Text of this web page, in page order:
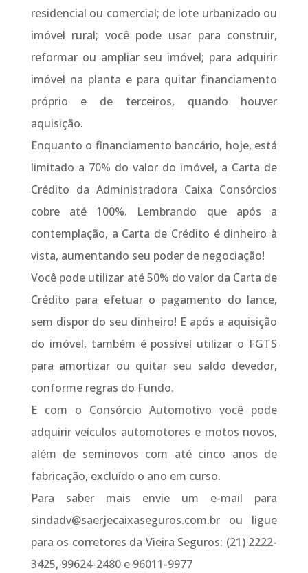
residencial ou comercial; de lote urbanizado ou
imóvel rural; você pode usar para construir,
reformar ou ampliar seu imóvel; para adquirir
imóvel na planta e para quitar financiamento
próprio e de terceiros, quando houver
aquisição.
Enquanto o financiamento bancário, hoje, está
limitado a 70% do valor do imóvel, a Carta de
Crédito da Administradora Caixa Consórcios
cobre até 100%. Lembrando que após a
contemplação, a Carta de Crédito é dinheiro à
vista, aumentando seu poder de negociação!
Você pode utilizar até 50% do valor da Carta de
Crédito para efetuar o pagamento do lance,
sem dispor do seu dinheiro! E após a aquisição
do imóvel, também é possível utilizar o FGTS
para amortizar ou quitar seu saldo devedor,
conforme regras do Fundo.
E com o Consórcio Automotivo você pode
adquirir veículos automotores e motos novos,
além de seminovos com até cinco anos de
fabricação, excluído o ano em curso.
Para saber mais envie um e-mail para
sindadv@saerjecaixaseguros.com.br ou ligue
para os corretores da Vieira Seguros: (21) 2222-
3425, 99624-2480 e 96011-9977